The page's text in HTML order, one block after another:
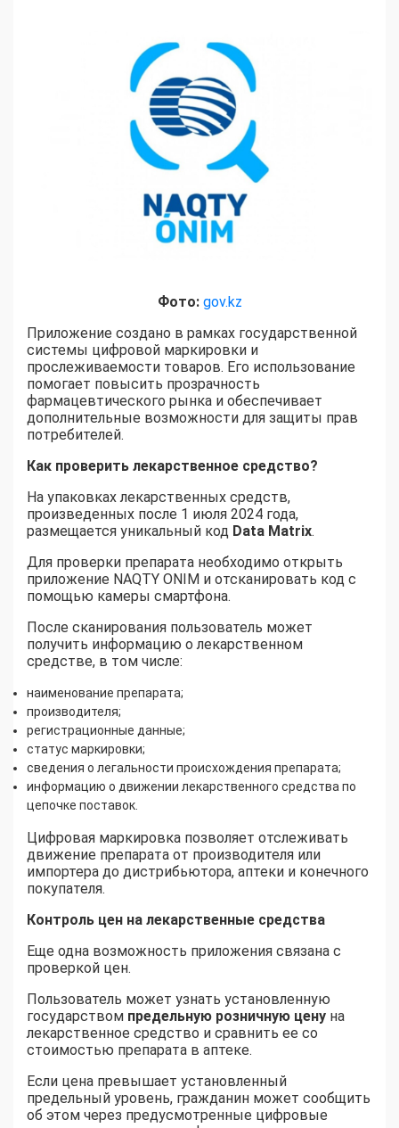
Фото:gov.kz
Приложение создано в рамках государственной
системы цифровой маркировки и
прослеживаемости товаров. Его использование
помогает повысить прозрачность
фармацевтического рынка и обеспечивает
дополнительные возможности для защиты прав
потребителей.
Как проверить лекарственное средство?
На упаковках лекарственных средств,
произведенных после 1 июля 2024 года,
размещается уникальный код Data Matrix.
Для проверки препарата необходимо открыть
приложение NAQTY ONIM и отсканировать код с
помощью камеры смартфона.
После сканирования пользователь может
получить информацию о лекарственном
средстве, в том числе:
наименование препарата;
производителя;
регистрационные данные;
статус маркировки;
сведения о легальности происхождения препарата;
информацию о движении лекарственного средства по
цепочке поставок.
Цифровая маркировка позволяет отслеживать
движение препарата от производителя или
импортера до дистрибьютора, аптеки и конечного
покупателя.
Контроль цен на лекарственные средства
Еще одна возможность приложения связана с
проверкой цен.
Пользователь может узнать установленную
государством предельную розничную цену на
лекарственное средство и сравнить ее со
стоимостью препарата в аптеке.
Если цена превышает установленный
предельный уровень, гражданин может сообщить
об этом через предусмотренные цифровые